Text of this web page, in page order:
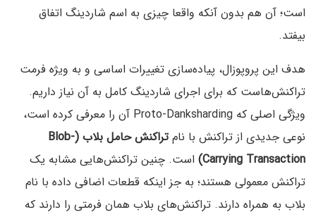
است؛ آن هم بدون آنکه واقعا چیزی به اسم شاردینگ اتفاق
بیفتد.
هدف این پروپوزال، پیاده‌سازی تغییرات اساسی و به ویژه فرمت
تراکنش‌هاست که برای اجرای شاردینگ کامل به آن نیاز داریم.
ویژگی اصلی که Proto-Danksharding‌ آن را معرفی کرده است،
نوعی جدیدی از تراکنش با نام
تراکنش‌ حامل بلاب (Blob-
Carrying Transaction) است. چنین تراکنش‌هایی مشابه یک
تراکنش معمولی هستند؛ به جز اینکه قطعات اضافی داده با نام
بلاب به همراه دارند. تراکنش‌های بلاب همان فرمتی را دارند که